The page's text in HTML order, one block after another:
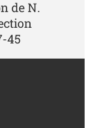
de N.
45